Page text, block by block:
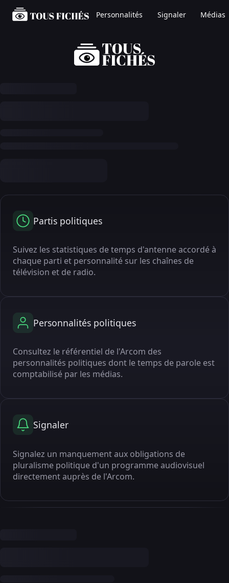
Personnalités Signaler Médias
Partis politiques
Suivez les statistiques de temps d'antenne accordé à
chaque parti et personnalité sur les chaînes de
télévision et de radio.
Personnalités politiques
Consultez le référentiel de l'Arcom des
personnalités politiques dont le temps de parole est
comptabilisé par les médias.
Signaler
Signalez un manquement aux obligations de
pluralisme politique d'un programme audiovisuel
directement auprès de l'Arcom.